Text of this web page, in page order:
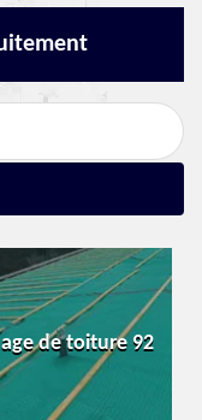
Réparation et
de toiture
92